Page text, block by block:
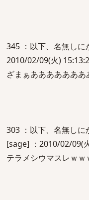
345 ：以下、名無しに
2010/02/09(火)
ざまぁああああああ
303 ：以下、名無しに
[sage] ：2010/02/09(
テラメシウマスレｗｗ